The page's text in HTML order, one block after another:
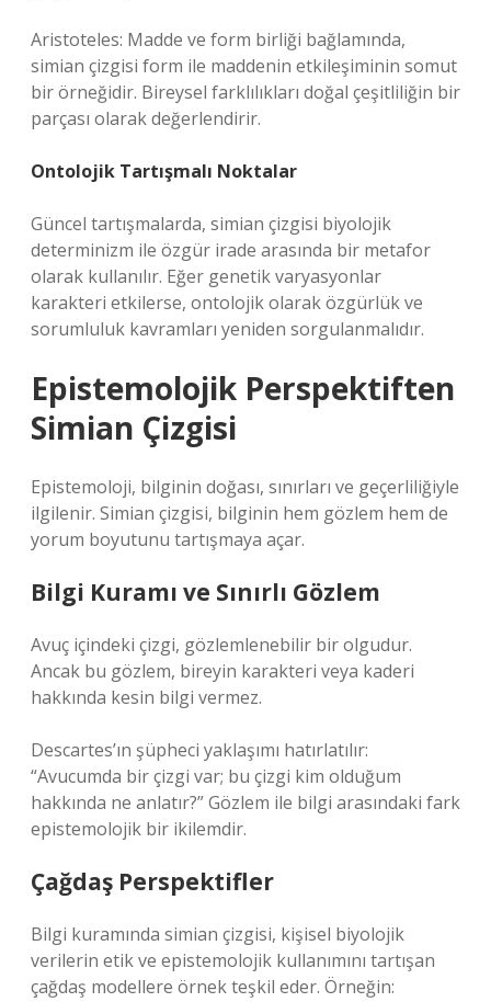
Aristoteles: Madde ve form birliği bağlamında,
simian çizgisi form ile maddenin etkileşiminin somut
bir örneğidir. Bireysel farklılıkları doğal çeşitliliğin bir
parçası olarak değerlendirir.
Ontolojik Tartışmalı Noktalar
Güncel tartışmalarda, simian çizgisi biyolojik
determinizm ile özgür irade arasında bir metafor
olarak kullanılır. Eğer genetik varyasyonlar
karakteri etkilerse, ontolojik olarak özgürlük ve
sorumluluk kavramları yeniden sorgulanmalıdır.
Epistemolojik Perspektiften
Simian Çizgisi
Epistemoloji, bilginin doğası, sınırları ve geçerliliğiyle
ilgilenir. Simian çizgisi, bilginin hem gözlem hem de
yorum boyutunu tartışmaya açar.
Bilgi Kuramı ve Sınırlı Gözlem
Avuç içindeki çizgi, gözlemlenebilir bir olgudur.
Ancak bu gözlem, bireyin karakteri veya kaderi
hakkında kesin bilgi vermez.
Descartes’ın şüpheci yaklaşımı hatırlatılır:
“Avucumda bir çizgi var; bu çizgi kim olduğum
hakkında ne anlatır?” Gözlem ile bilgi arasındaki fark
epistemolojik bir ikilemdir.
Çağdaş Perspektifler
Bilgi kuramında simian çizgisi, kişisel biyolojik
verilerin etik ve epistemolojik kullanımını tartışan
çağdaş modellere örnek teşkil eder. Örneğin: